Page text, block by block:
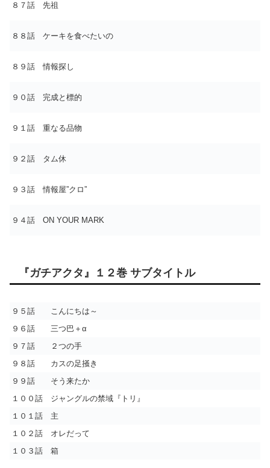
８７話 先祖
８８話 ケーキを食べたいの
８９話 情報探し
９０話 完成と標的
９１話 重なる品物
９２話 タム休
９３話 情報屋”クロ”
９４話 ON YOUR MARK
『ガチアクタ』１２巻 サブタイトル
９５話 こんにちは～
９６話 三つ巴＋α
９７話 ２つの手
９８話 カスの足掻き
９９話 そう来たか
１００話 ジャングルの禁域『トリ』
１０１話 主
１０２話 オレだって
１０３話 箱